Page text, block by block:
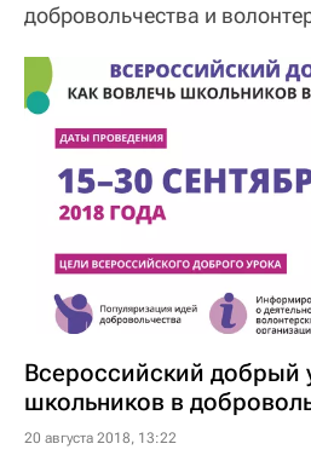
добровольчества и
Всероссийский добрый
школьников в
20 августа 2018, 13:22